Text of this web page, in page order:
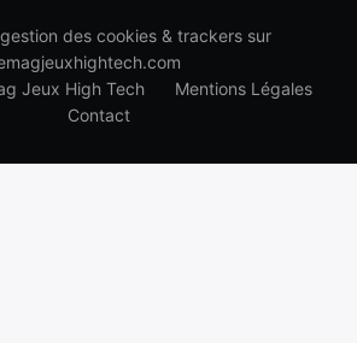
des cookies & trackers sur
Jeux High Tech
Mentions Légales
Contact